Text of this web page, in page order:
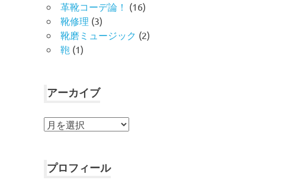
革靴コーデ論！ (16)
靴修理 (3)
靴磨ミュージック (2)
鞄 (1)
アーカイブ
ア
イ
プロフィール